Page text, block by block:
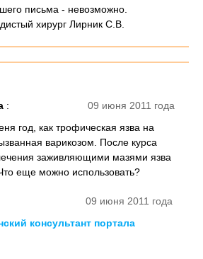
письма - невозможно.
хирург Лирник С.В.
09 июня 2011 года
:
год, как трофическая язва на
варикозом. После курса
заживляющими мазями язва
еще можно использовать?
09 июня 2011 года
консультант портала